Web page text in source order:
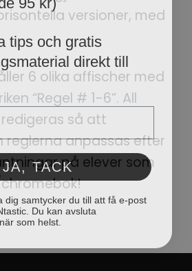
versioner, med
6 olika affischer med
“Regel # 1-6”. All
så att
reglerna anpassas efter
på elever som
tips och gratis
direkt till
JA, TACK
samtycker du till att få e-post
Du kan avsluta
som helst.